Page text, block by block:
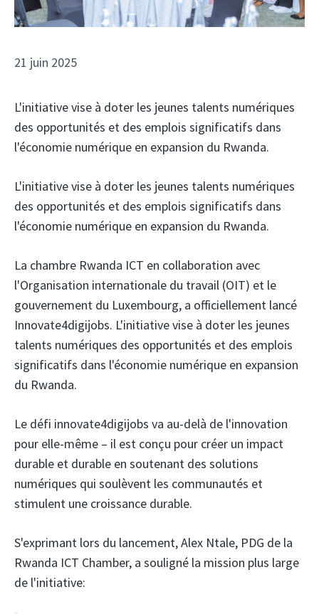
21 juin 2025
L'initiative vise à doter les jeunes talents numériques
des opportunités et des emplois significatifs dans
l'économie numérique en expansion du Rwanda.
L'initiative vise à doter les jeunes talents numériques
des opportunités et des emplois significatifs dans
l'économie numérique en expansion du Rwanda.
La chambre Rwanda ICT en collaboration avec
l'Organisation internationale du travail (OIT) et le
gouvernement du Luxembourg, a officiellement lancé
Innovate4digijobs. L'initiative vise à doter les jeunes
talents numériques des opportunités et des emplois
significatifs dans l'économie numérique en expansion
du Rwanda.
Le défi innovate4digijobs va au-delà de l'innovation
pour elle-même – il est conçu pour créer un impact
durable et durable en soutenant des solutions
numériques qui soulèvent les communautés et
stimulent une croissance durable.
S'exprimant lors du lancement, Alex Ntale, PDG de la
Rwanda ICT Chamber, a souligné la mission plus large
de l'initiative: